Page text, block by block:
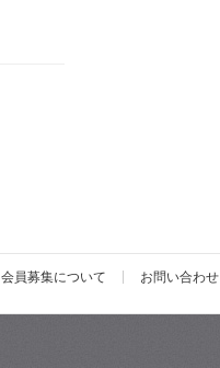
会員募集について
お問い合わせ